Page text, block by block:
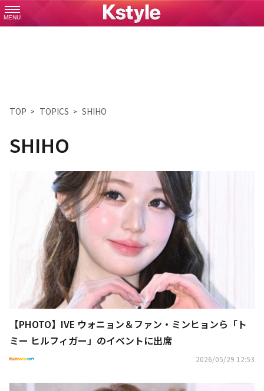
MENU
TOP TOPICS SHIHO
SHIHO
【PHOTO】IVE ウォニョン＆ファン・ミンヒョンら「ト
ミー ヒルフィガー」のイベントに出席
2026/05/29 12:53